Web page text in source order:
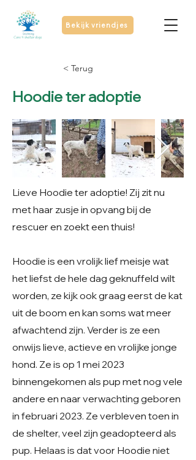
Bekijk vriendjes
< Terug
Hoodie ter adoptie
Lieve Hoodie ter adoptie! Zij zit nu
met haar zusje in opvang bij de
rescuer en zoekt een thuis!
Hoodie is een vrolijk lief meisje wat
het liefst de hele dag geknuffeld wilt
worden, ze kijk ook graag eerst de kat
uit de boom en kan soms wat meer
afwachtend zijn. Verder is ze een
onwijs lieve, actieve en vrolijke jonge
hond. Ze is op 1 mei 2023
binnengekomen als pup met nog vele
andere en naar verwachting geboren
in februari 2023. Ze verbleven toen in
de shelter, veel zijn geadopteerd als
pup. Helaas is dat voor Hoodie niet